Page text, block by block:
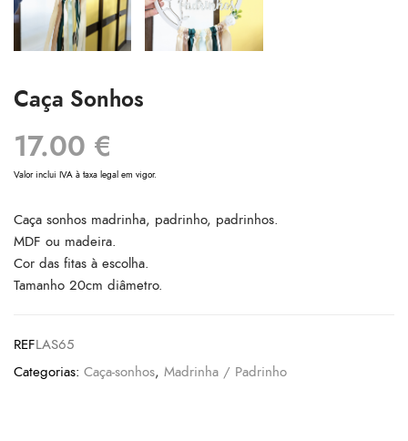
Caça Sonhos
17.00 €
Valor inclui IVA à taxa legal em vigor.
Caça sonhos madrinha, padrinho, padrinhos.
MDF ou madeira.
Cor das fitas à escolha.
Tamanho 20cm diâmetro.
REFLAS65
Categorias: Caça-sonhos, Madrinha / Padrinho